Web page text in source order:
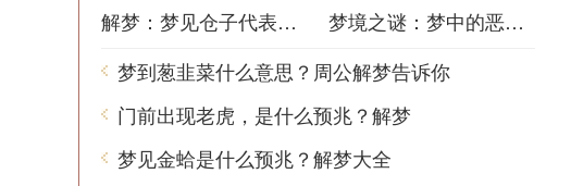
解梦：梦见仓子代表什么？
梦境之谜：梦中的恶梦该如何解梦？
梦到葱韭菜什么意思？周公解梦告诉你
门前出现老虎，是什么预兆？解梦
梦见金蛤是什么预兆？解梦大全